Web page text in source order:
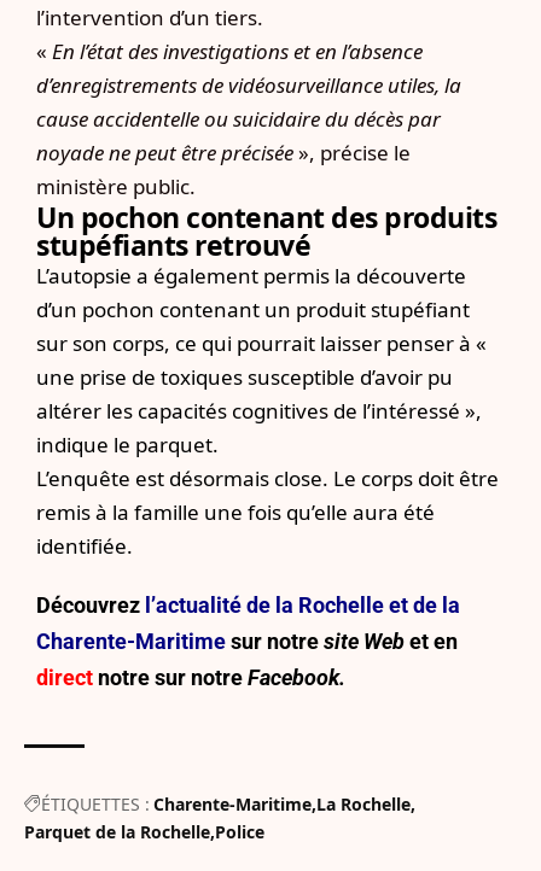
l’intervention d’un tiers.
« En l’état des investigations et en l’absence
d’enregistrements de vidéosurveillance utiles, la
cause accidentelle ou suicidaire du décès par
noyade ne peut être précisée», précise le
ministère public.
Un pochon contenant des produits
stupéfiants retrouvé
L’autopsie a également permis la découverte
d’un pochon contenant un produit stupéfiant
sur son corps, ce qui pourrait laisser penser à «
une prise de toxiques susceptible d’avoir pu
altérer les capacités cognitives de l’intéressé »,
indique le parquet.
L’enquête est désormais close. Le corps doit être
remis à la famille une fois qu’elle aura été
identifiée.
Découvrez l’actualité de la Rochelle et de la
Charente-Maritimesur notresite Webet en
direct notre sur notreFacebook.
ÉTIQUETTES : Charente-Maritime La Rochelle
Parquet de la Rochelle Police